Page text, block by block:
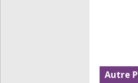
Autre